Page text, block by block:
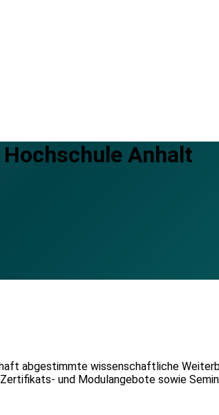
Hochschule Anhalt
abgestimmte wissenschaftliche
und Modulangebote sowie